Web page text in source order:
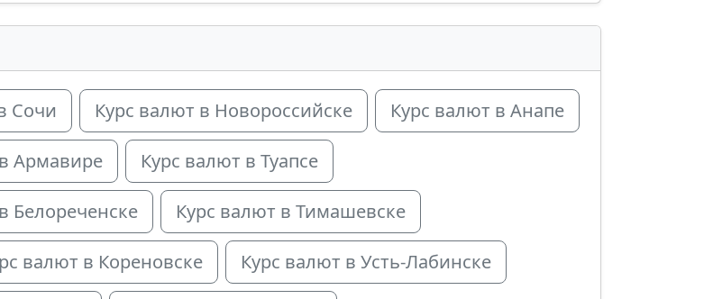
Сочи Курс валют в Новороссийске Курс валют в Анапе
Армавире Курс валют в Туапсе
Белореченске Курс валют в Тимашевске
валют в Кореновске Курс валют в Усть-Лабинске